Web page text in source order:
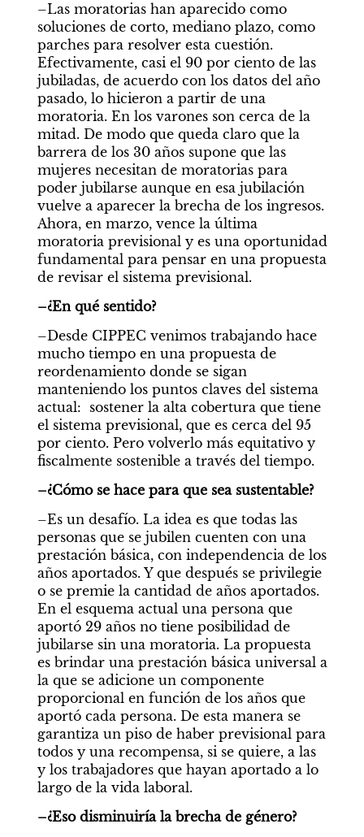
–Las moratorias han aparecido como
soluciones de corto, mediano plazo, como
parches para resolver esta cuestión.
Efectivamente, casi el 90 por ciento de las
jubiladas, de acuerdo con los datos del año
pasado, lo hicieron a partir de una
moratoria. En los varones son cerca de la
mitad. De modo que queda claro que la
barrera de los 30 años supone que las
mujeres necesitan de moratorias para
poder jubilarse aunque en esa jubilación
vuelve a aparecer la brecha de los ingresos.
Ahora, en marzo, vence la última
moratoria previsional y es una oportunidad
fundamental para pensar en una propuesta
de revisar el sistema previsional.
–¿En qué sentido?
–Desde CIPPEC venimos trabajando hace
mucho tiempo en una propuesta de
reordenamiento donde se sigan
manteniendo los puntos claves del sistema
actual:  sostener la alta cobertura que tiene
el sistema previsional, que es cerca del 95
por ciento. Pero volverlo más equitativo y
fiscalmente sostenible a través del tiempo.
–¿Cómo se hace para que sea sustentable?
–Es un desafío. La idea es que todas las
personas que se jubilen cuenten con una
prestación básica, con independencia de los
años aportados. Y que después se privilegie
o se premie la cantidad de años aportados.
En el esquema actual una persona que
aportó 29 años no tiene posibilidad de
jubilarse sin una moratoria. La propuesta
es brindar una prestación básica universal a
la que se adicione un componente
proporcional en función de los años que
aportó cada persona. De esta manera se
garantiza un piso de haber previsional para
todos y una recompensa, si se quiere, a las
y los trabajadores que hayan aportado a lo
largo de la vida laboral.
–¿Eso disminuiría la brecha de género?